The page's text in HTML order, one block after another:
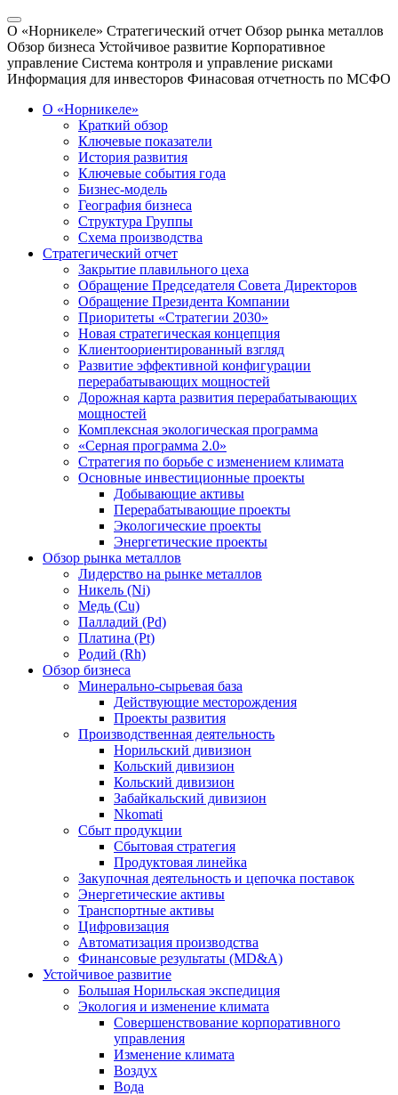
О «Норникеле» Стратегический отчет Обзор рынка металлов
Обзор бизнеса Устойчивое развитие Корпоративное
управление Система контроля и управление рисками
Информация для инвесторов Финасовая отчетность по МСФО
О «Норникеле»
Краткий обзор
Ключевые показатели
История развития
Ключевые события года
Бизнес-модель
География бизнеса
Структура Группы
Схема производства
Стратегический отчет
Закрытие плавильного цеха
Обращение Председателя Совета Директоров
Обращение Президента Компании
Приоритеты «Стратегии 2030»
Новая стратегическая концепция
Клиентоориентированный взгляд
Развитие эффективной конфигурации
перерабатывающих мощностей
Дорожная карта развития перерабатывающих
мощностей
Комплексная экологическая программа
«Серная программа 2.0»
Стратегия по борьбе с изменением климата
Основные инвестиционные проекты
Добывающие активы
Перерабатывающие проекты
Экологические проекты
Энергетические проекты
Обзор рынка металлов
Лидерство на рынке металлов
Никель (Ni)
Медь (Cu)
Палладий (Pd)
Платина (Pt)
Родий (Rh)
Обзор бизнеса
Минерально-сырьевая база
Действующие месторождения
Проекты развития
Производственная деятельность
Норильский дивизион
Кольский дивизион
Кольский дивизион
Забайкальский дивизион
Nkomati
Сбыт продукции
Сбытовая стратегия
Продуктовая линейка
Закупочная деятельность и цепочка поставок
Энергетические активы
Транспортные активы
Цифровизация
Автоматизация производства
Финансовые результаты (MD&A)
Устойчивое развитие
Большая Норильская экспедиция
Экология и изменение климата
Совершенствование корпоративного
управления
Изменение климата
Воздух
Вода